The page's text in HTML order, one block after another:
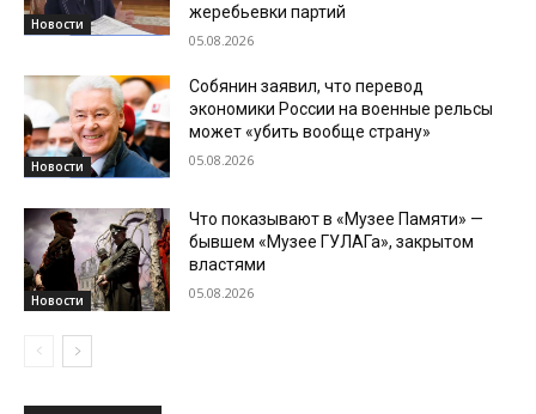
Новости
жеребьевки партий
05.08.2026
Новости
Собянин заявил, что перевод
экономики России на военные рельсы
может «убить вообще страну»
05.08.2026
Новости
Что показывают в «Музее Памяти» —
бывшем «Музее ГУЛАГа», закрытом
властями
05.08.2026